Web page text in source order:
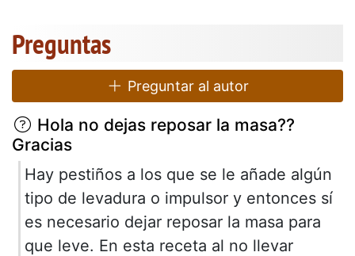
Preguntas
Preguntar al autor
Hola no dejas reposar la masa??
Gracias
Hay pestiños a los que se le añade algún
tipo de levadura o impulsor y entonces sí
es necesario dejar reposar la masa para
que leve. En esta receta al no llevar